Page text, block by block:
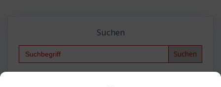
Suchen
Search